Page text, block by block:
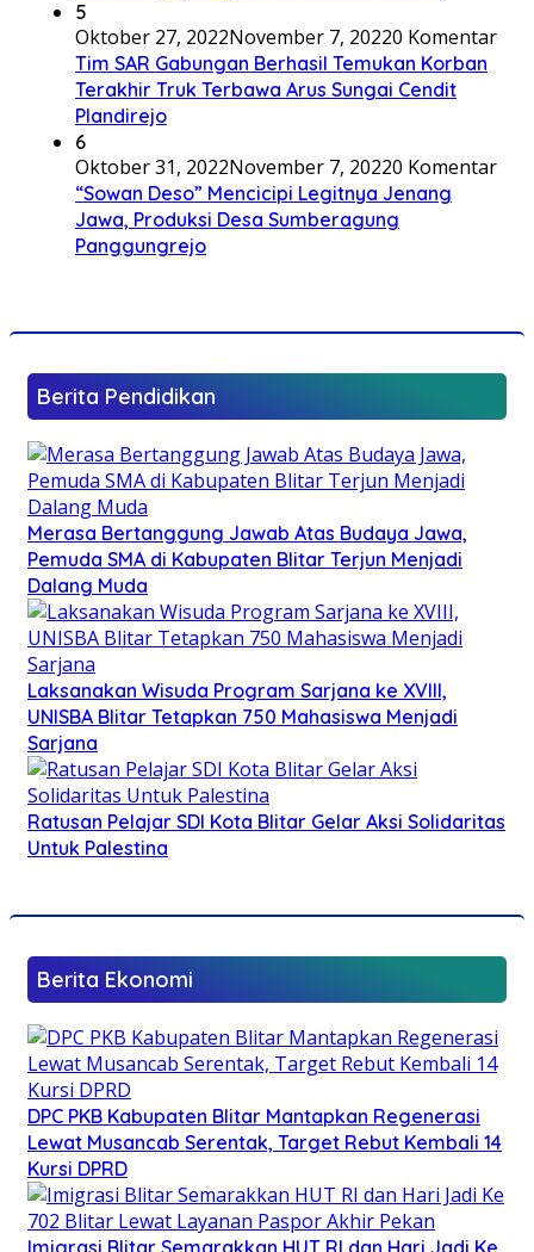
5
Oktober 27, 2022November 7, 20220 Komentar
Tim SAR Gabungan Berhasil Temukan Korban
Terakhir Truk Terbawa Arus Sungai Cendit
Plandirejo
6
Oktober 31, 2022November 7, 20220 Komentar
“Sowan Deso” Mencicipi Legitnya Jenang
Jawa, Produksi Desa Sumberagung
Panggungrejo
Berita Pendidikan
Merasa Bertanggung Jawab Atas Budaya Jawa,
Pemuda SMA di Kabupaten Blitar Terjun Menjadi
Dalang Muda
Laksanakan Wisuda Program Sarjana ke XVIII,
UNISBA Blitar Tetapkan 750 Mahasiswa Menjadi
Sarjana
Ratusan Pelajar SDI Kota Blitar Gelar Aksi Solidaritas
Untuk Palestina
Berita Ekonomi
DPC PKB Kabupaten Blitar Mantapkan Regenerasi
Lewat Musancab Serentak, Target Rebut Kembali 14
Kursi DPRD
Imigrasi Blitar Semarakkan HUT RI dan Hari Jadi Ke